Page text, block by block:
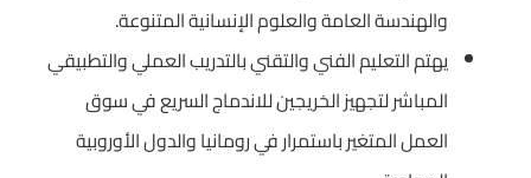
والهندسة العامة والعلوم الإنسانية المتنوعة.
يهتم التعليم الفني والتقني بالتدريب العملي والتطبيقي
المباشر لتجهيز الخريجين للاندماج السريع في سوق
العمل المتغير باستمرار في رومانيا والدول الأوروبية